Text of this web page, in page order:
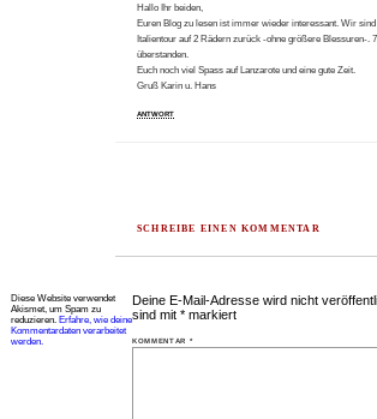
Hallo Ihr beiden,
Euren Blog zu lesen ist immer wieder interessant. Wir
Italientour auf 2 Rädern zurück -ohne größere Blessuren-.
überstanden.
Euch noch viel Spass auf Lanzarote und eine gute Zeit.
Gruß Karin u. Hans
ANTWORT
SCHREIBE EINEN KOMMENTAR
Deine E-Mail-Adresse wird nicht
sind mit* markiert
KOMMENTAR *
Diese Website verwendet
Akismet, um Spam zu
reduzieren. Erfahre, wie deine
Kommentardaten verarbeitet
werden.